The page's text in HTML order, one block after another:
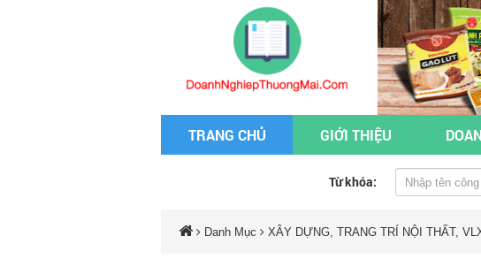
TRANG CHỦ GIỚI THIỆU
Từ khóa:
Danh Mục XÂY DỰNG, TRANG TRÍ NỘI THẤT,